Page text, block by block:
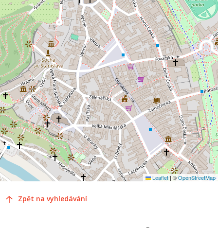
Leaflet |©OpenStreetMap
Zpět na vyhledávání